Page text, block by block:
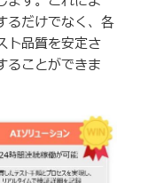
るだけでなく、各
ト品質を安定さ
ることができま